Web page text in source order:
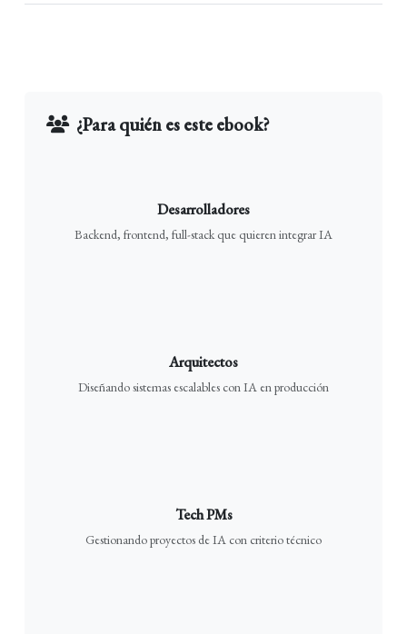
¿Para quién es este ebook?
Desarrolladores
Backend, frontend, full-stack que quieren integrar IA
Arquitectos
Diseñando sistemas escalables con IA en producción
Tech PMs
Gestionando proyectos de IA con criterio técnico